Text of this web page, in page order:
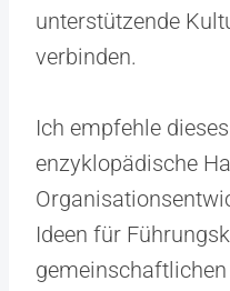
unterstützende
verbinden.
Ich empfehle
enzyklopädische
Ideen für